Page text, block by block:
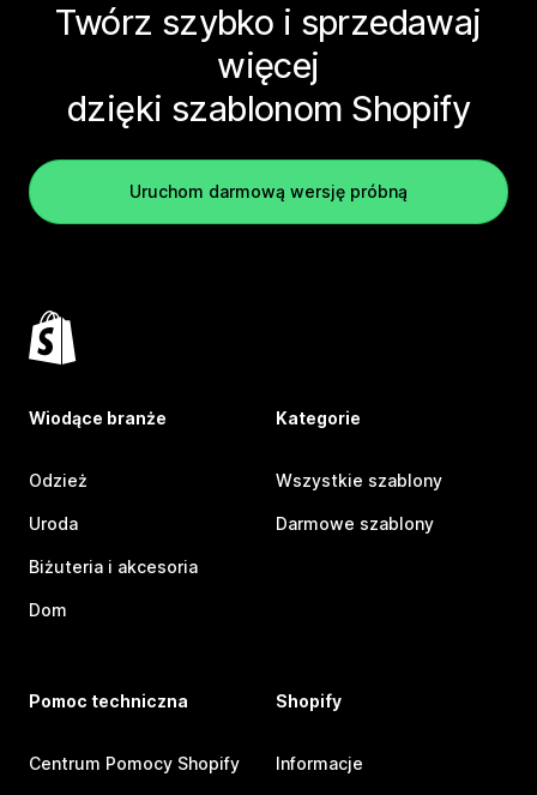
Twórz szybko i sprzedawaj
więcej
dzięki szablonom Shopify
Uruchom darmową wersję próbną
Wiodące branże
Odzież
Uroda
Biżuteria i akcesoria
Dom
Kategorie
Wszystkie szablony
Darmowe szablony
Pomoc techniczna
Centrum Pomocy Shopify
Shopify
Informacje